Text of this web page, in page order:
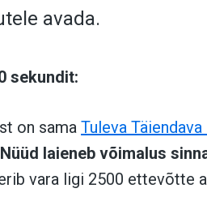
avada.
sekundit:
on sama Tuleva
Nüüd laieneb võimalus
vara ligi 2500 ettevõtte